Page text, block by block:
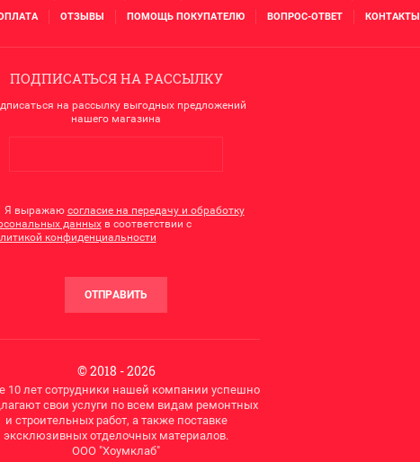
ОТЗЫВЫ ПОМОЩЬ ПОКУПАТЕЛЮ ВОПРОС-ОТВЕТ КОНТАКТЫ
ПОДПИСАТЬСЯ НА РАССЫЛКУ
на рассылку выгодных предложений
нашего магазина
Я выражаю согласие на передачу и обработку
данныхв соответствии с
конфиденциальности
ОТПРАВИТЬ
© 2018 - 2026
10 лет сотрудники нашей компании успешно
свои услуги по всем видам ремонтных
и строительных работ, а также поставке
эксклюзивных отделочных материалов.
ООО "Хоумклаб"